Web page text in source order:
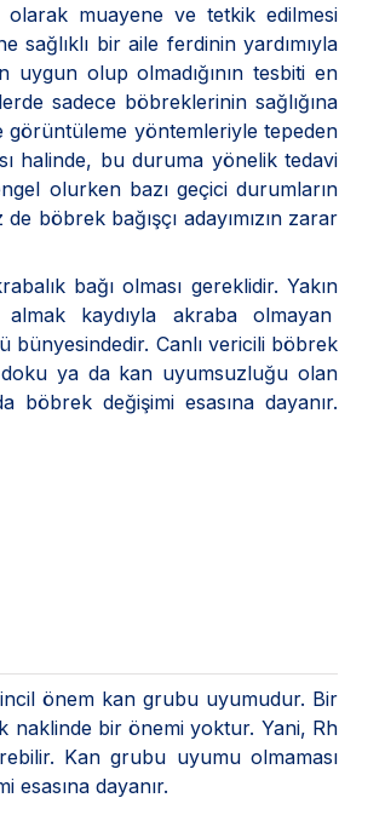
olarak muayene ve tetkik edilmesi
bir aile ferdinin yardımıyla
uygun olup olmadığının tesbiti en
sadece böbreklerinin sağlığına
görüntüleme yöntemleriyle tepeden
halinde, bu duruma yönelik tedavi
olurken bazı geçici durumların
böbrek bağışçı adayımızın zarar
bağı olması gereklidir. Yakın
kaydıyla akraba olmayan
bünyesindedir. Canlı vericili böbrek
doku ya da kan uyumsuzluğu olan
böbrek değişimi esasına dayanır.
önem kan grubu uyumudur. Bir
naklinde bir önemi yoktur. Yani, Rh
Kan grubu uyumu olmaması
dayanır.